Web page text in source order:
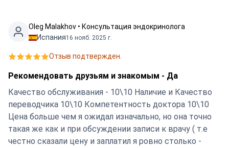
Oleg Malakhov • Консультация эндокринолога
Испания16 нояб. 2025 г.
Отзыв подтвержден.
Рекомендовать друзьям и знакомым - Да
Качество обслуживания - 10\10 Наличие и Качество
переводчика 10\10 Компетентность доктора 10\10
Цена больше чем я ожидал изначально, но она точно
такая же как и при обсуждении записи к врачу ( т.е
честно сказали цену и заплатил я ровно столько -